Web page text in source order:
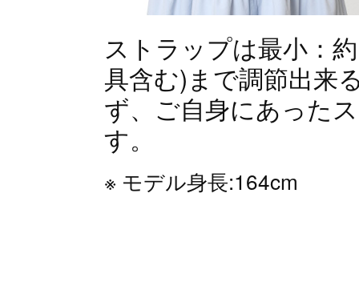
ストラップは最小：
具含む)まで調節出来
ず、ご自身にあった
す。
モデル身長:164cm